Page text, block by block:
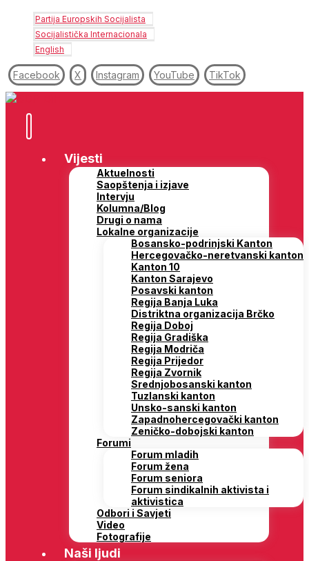
Partija Europskih Socijalista
Socijalistička Internacionala
English
Facebook X Instagram YouTube TikTok
Vijesti
Aktuelnosti
Saopštenja i izjave
Intervju
Kolumna/Blog
Drugi o nama
Lokalne organizacije
Bosansko-podrinjski Kanton
Hercegovačko-neretvanski kanton
Kanton 10
Kanton Sarajevo
Posavski kanton
Regija Banja Luka
Distriktna organizacija Brčko
Regija Doboj
Regija Gradiška
Regija Modriča
Regija Prijedor
Regija Zvornik
Srednjobosanski kanton
Tuzlanski kanton
Unsko-sanski kanton
Zapadnohercegovački kanton
Zeničko-dobojski kanton
Forumi
Forum mladih
Forum žena
Forum seniora
Forum sindikalnih aktivista i
aktivistica
Odbori i Savjeti
Video
Fotografije
Naši ljudi